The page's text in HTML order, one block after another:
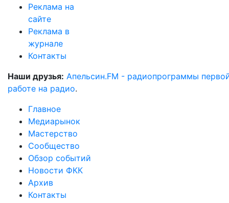
Реклама на
сайте
Реклама в
журнале
Контакты
Наши друзья: Апельсин.FM - радиопрограммы
работе на радио.
Главное
Медиарынок
Мастерство
Сообщество
Обзор событий
Новости ФКК
Архив
Контакты